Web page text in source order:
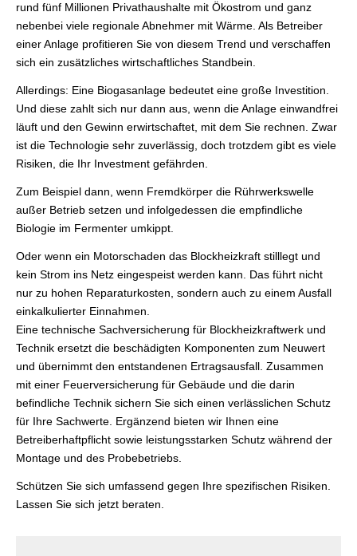
rund fünf Millionen Privathaushalte mit Ökostrom und ganz
nebenbei viele regionale Abnehmer mit Wärme. Als Betreiber
einer Anlage profitieren Sie von diesem Trend und verschaffen
sich ein zusätzliches wirtschaftliches Standbein.
Allerdings: Eine Biogasanlage bedeutet eine große Investition.
Und diese zahlt sich nur dann aus, wenn die Anlage einwandfrei
läuft und den Gewinn erwirtschaftet, mit dem Sie rechnen. Zwar
ist die Technologie sehr zuverlässig, doch trotzdem gibt es viele
Risiken, die Ihr Investment gefährden.
Zum Beispiel dann, wenn Fremdkörper die Rührwerkswelle
außer Betrieb setzen und infolgedessen die empfindliche
Biologie im Fermenter umkippt.
Oder wenn ein Motorschaden das Blockheizkraft stilllegt und
kein Strom ins Netz eingespeist werden kann. Das führt nicht
nur zu hohen Reparaturkosten, sondern auch zu einem Ausfall
einkalkulierter Einnahmen.
Eine technische Sachversicherung für Blockheizkraftwerk und
Technik ersetzt die beschädigten Komponenten zum Neuwert
und übernimmt den entstandenen Ertragsausfall. Zusammen
mit einer Feuerversicherung für Gebäude und die darin
befindliche Technik sichern Sie sich einen verlässlichen Schutz
für Ihre Sachwerte. Ergänzend bieten wir Ihnen eine
Betreiberhaftpflicht sowie leistungsstarken Schutz während der
Montage und des Probebetriebs.
Schützen Sie sich umfassend gegen Ihre spezifischen Risiken.
Lassen Sie sich jetzt beraten.